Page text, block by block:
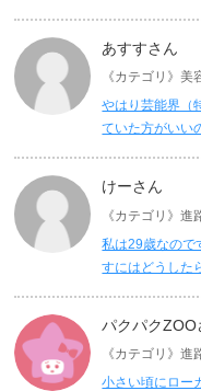
あすすさん
《カテゴリ》
やはり芸能界（
ていた方がいい
けーさん
《カテゴリ》進
私は29歳なので
すにはどうした
パクパクZOO
《カテゴリ》進
小さい頃にロー